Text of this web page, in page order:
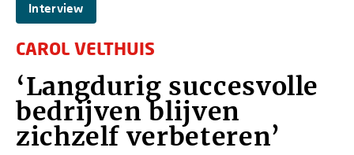
Interview
CAROL VELTHUIS
‘Langdurig succesvolle
bedrijven blijven
zichzelf verbeteren’